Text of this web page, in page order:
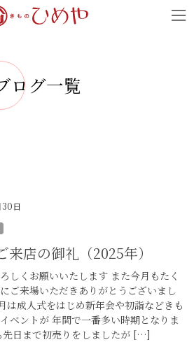
ログ一覧
30日
来店の御礼（2025年）
しくお願いいたします また今月もたく
ご来場いただきありがとうございまし
は成人式をはじめ新年会や初詣などきも
ベントが 年間で一番多い時期となりま
先日まで初売りをしましたが […]